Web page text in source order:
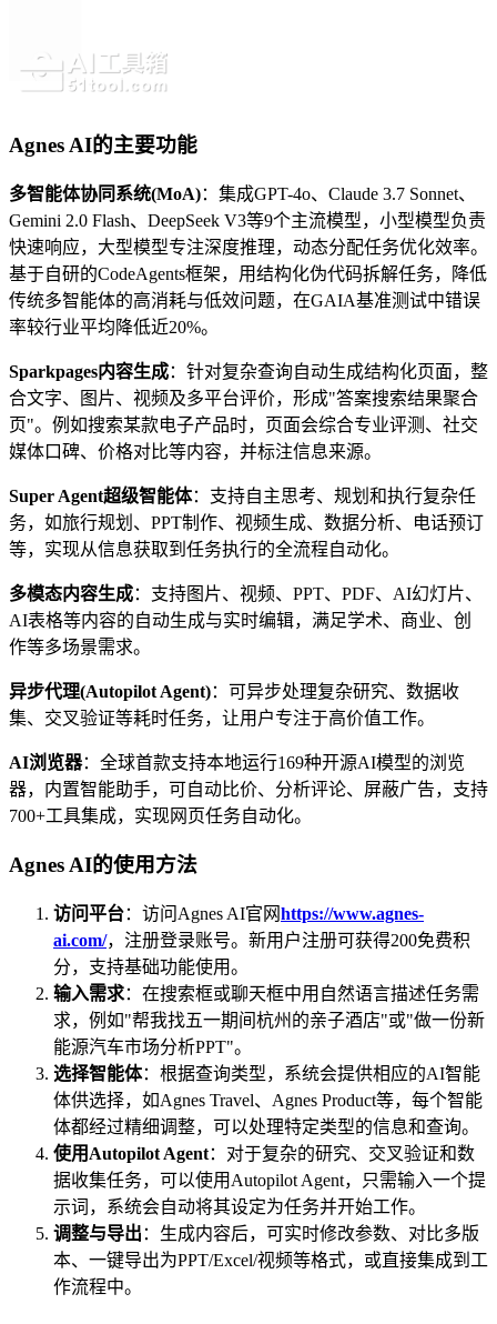
Agnes AI的主要功能
多智能体协同系统(MoA)：集成GPT-4o、Claude 3.7 Sonnet、
Gemini 2.0 Flash、DeepSeek V3等9个主流模型，小型模型负责
快速响应，大型模型专注深度推理，动态分配任务优化效率。
基于自研的CodeAgents框架，用结构化伪代码拆解任务，降低
传统多智能体的高消耗与低效问题，在GAIA基准测试中错误
率较行业平均降低近20%。
Sparkpages内容生成：针对复杂查询自动生成结构化页面，整
合文字、图片、视频及多平台评价，形成"答案搜索结果聚合
页"。例如搜索某款电子产品时，页面会综合专业评测、社交
媒体口碑、价格对比等内容，并标注信息来源。
Super Agent超级智能体：支持自主思考、规划和执行复杂任
务，如旅行规划、PPT制作、视频生成、数据分析、电话预订
等，实现从信息获取到任务执行的全流程自动化。
多模态内容生成：支持图片、视频、PPT、PDF、AI幻灯片、
AI表格等内容的自动生成与实时编辑，满足学术、商业、创
作等多场景需求。
异步代理(Autopilot Agent)：可异步处理复杂研究、数据收
集、交叉验证等耗时任务，让用户专注于高价值工作。
AI浏览器：全球首款支持本地运行169种开源AI模型的浏览
器，内置智能助手，可自动比价、分析评论、屏蔽广告，支持
700+工具集成，实现网页任务自动化。
Agnes AI的使用方法
访问平台：访问Agnes AI官网https://www.agnes-
ai.com/，注册登录账号。新用户注册可获得200免费积
分，支持基础功能使用。
输入需求：在搜索框或聊天框中用自然语言描述任务需
求，例如"帮我找五一期间杭州的亲子酒店"或"做一份新
能源汽车市场分析PPT"。
选择智能体：根据查询类型，系统会提供相应的AI智能
体供选择，如Agnes Travel、Agnes Product等，每个智能
体都经过精细调整，可以处理特定类型的信息和查询。
使用Autopilot Agent：对于复杂的研究、交叉验证和数
据收集任务，可以使用Autopilot Agent，只需输入一个提
示词，系统会自动将其设定为任务并开始工作。
调整与导出 ：生成内容后，可实时修改参数、对比多版
本、一键导出为PPT/Excel/视频等格式，或直接集成到工
作流程中。